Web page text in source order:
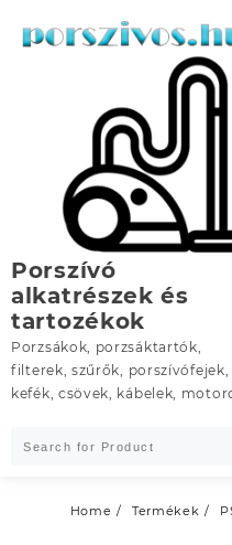
Porszívó
alkatrészek és
tartozékok
Porzsákok, porzsáktartók,
filterek, szűrők, porszívófejek,
kefék, csövek, kábelek,
Home Termékek